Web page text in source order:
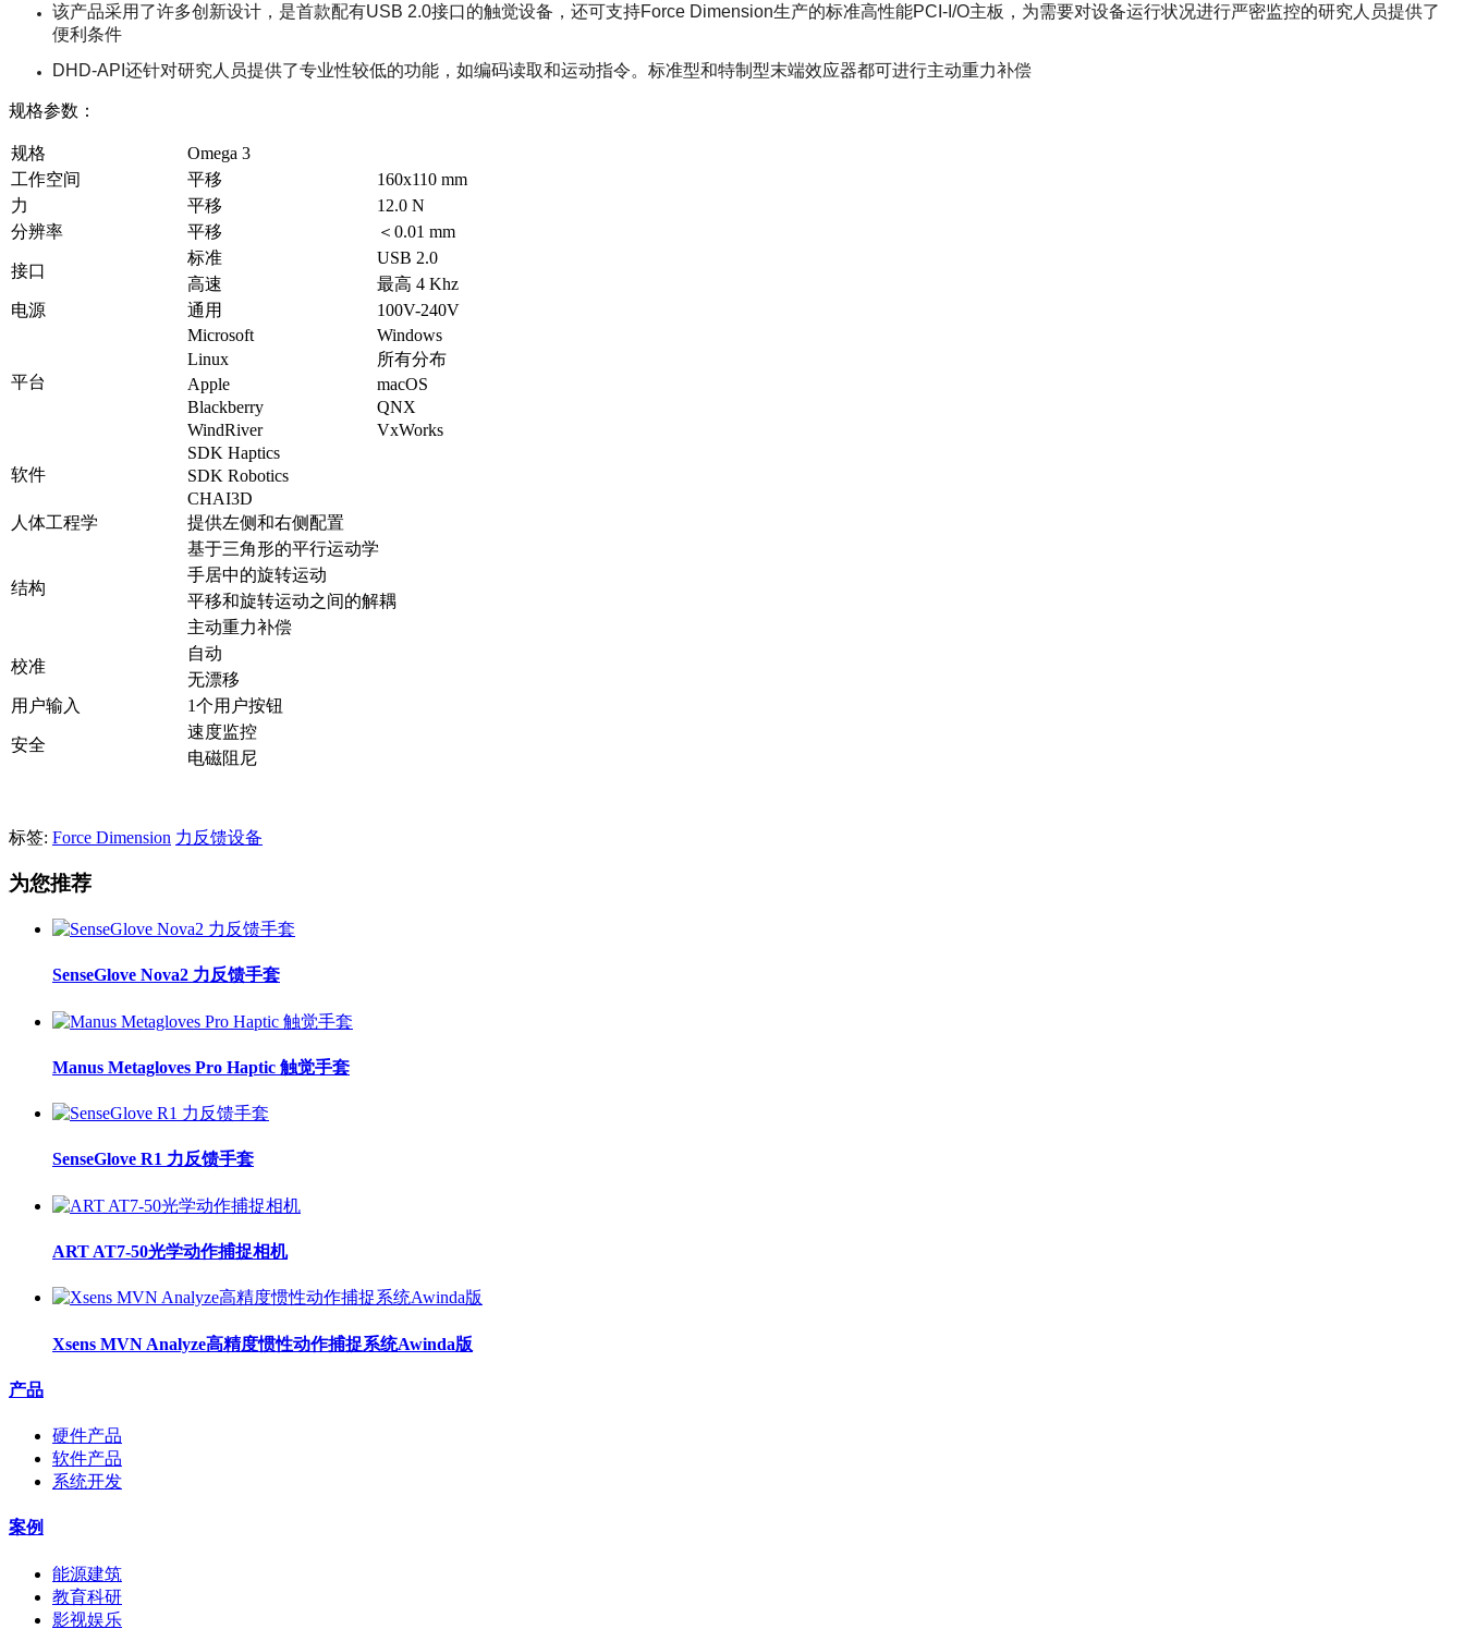
该产品采用了许多创新设计，是首款配有USB 2.0接口的触觉设备，还可支持Force Dimension生产的标准高性能PCI-I/O主板，为需要对设备运行状况进行严密监控的研究人员提供了
便利条件
DHD-API还针对研究人员提供了专业性较低的功能，如编码读取和运动指令。标准型和特制型末端效应器都可进行主动重力补偿
规格参数：
规格
Omega 3
工作空间
平移
160x110 mm
力
平移
12.0 N
分辨率
平移 ＜0.01 mm
接口
标准
USB 2.0
高速
最高 4 Khz
电源
通用 100V-240V
平台
Microsoft
Windows
Linux
所有分布
Apple
macOS
Blackberry
QNX
WindRiver
VxWorks
软件
SDK Haptics
SDK Robotics
CHAI3D
人体工程学
提供左侧和右侧配置
结构
基于三角形的平行运动学
手居中的旋转运动
平移和旋转运动之间的解耦
主动重力补偿
校准
自动
无漂移
用户输入
1个用户按钮
安全
速度监控
电磁阻尼
标签: Force Dimension 力反馈设备
为您推荐
SenseGlove Nova2 力反馈手套
Manus Metagloves Pro Haptic 触觉手套
SenseGlove R1 力反馈手套
ART AT7-50光学动作捕捉相机
Xsens MVN Analyze高精度惯性动作捕捉系统Awinda版
产品
硬件产品
软件产品
系统开发
案例
能源建筑
教育科研
影视娱乐